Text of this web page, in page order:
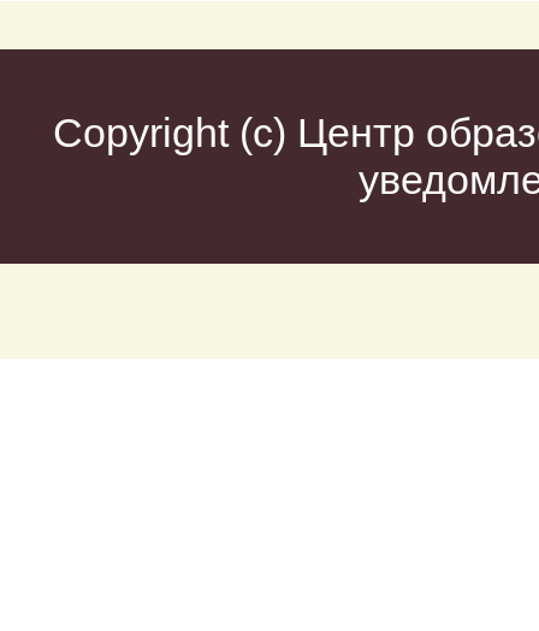
Copyright (c) Центр